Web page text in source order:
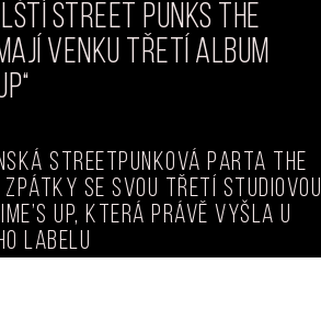
STREET PUNKS THE
VENKU TŘETÍ ALBUM
streetpunková parta The
zpátky se svou třetí studiovou
Up, která právě vyšla u
labelu